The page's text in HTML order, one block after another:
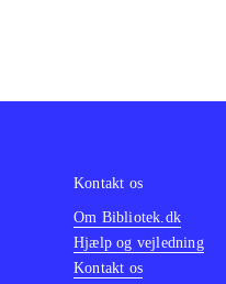
Kontakt os
Om Bibliotek.dk
Hjælp og vejledning
Kontakt os